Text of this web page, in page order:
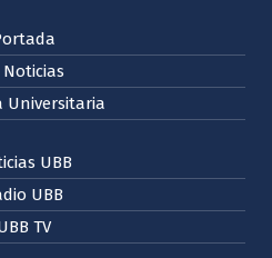
Noticias
Universitaria
UBB
UBB
TV